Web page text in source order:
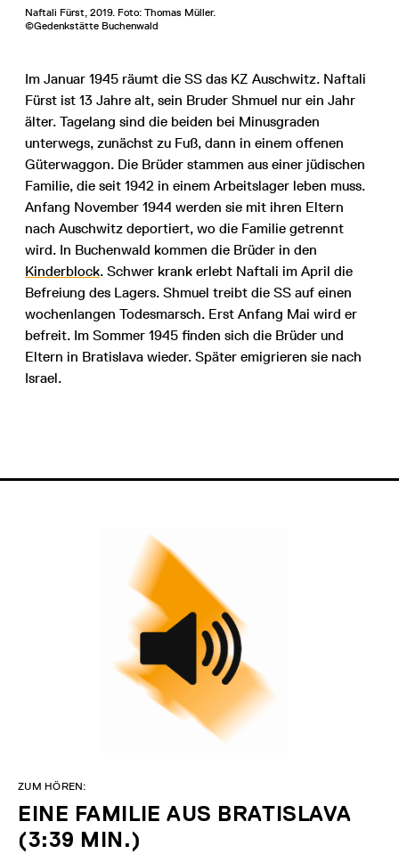
Naftali Fürst, 2019. Foto: Thomas Müller.
©Gedenkstätte Buchenwald
Im Januar 1945 räumt die SS das KZ Auschwitz. Naftali
Fürst ist 13 Jahre alt, sein Bruder Shmuel nur ein Jahr
älter. Tagelang sind die beiden bei Minusgraden
unterwegs, zunächst zu Fuß, dann in einem offenen
Güterwaggon. Die Brüder stammen aus einer jüdischen
Familie, die seit 1942 in einem Arbeitslager leben muss.
Anfang November 1944 werden sie mit ihren Eltern
nach Auschwitz deportiert, wo die Familie getrennt
wird. In Buchenwald kommen die Brüder in den
Kinderblock. Schwer krank erlebt Naftali im April die
Befreiung des Lagers. Shmuel treibt die SS auf einen
wochenlangen Todesmarsch. Erst Anfang Mai wird er
befreit. Im Sommer 1945 finden sich die Brüder und
Eltern in Bratislava wieder. Später emigrieren sie nach
Israel.
EINE FAMILIE AUS BRATISLAVA
(3:39 MIN.)
ZUM HÖREN: